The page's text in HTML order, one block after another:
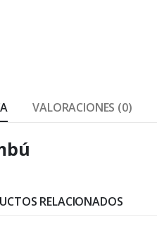
VALORACIONES (0)
RELACIONADOS